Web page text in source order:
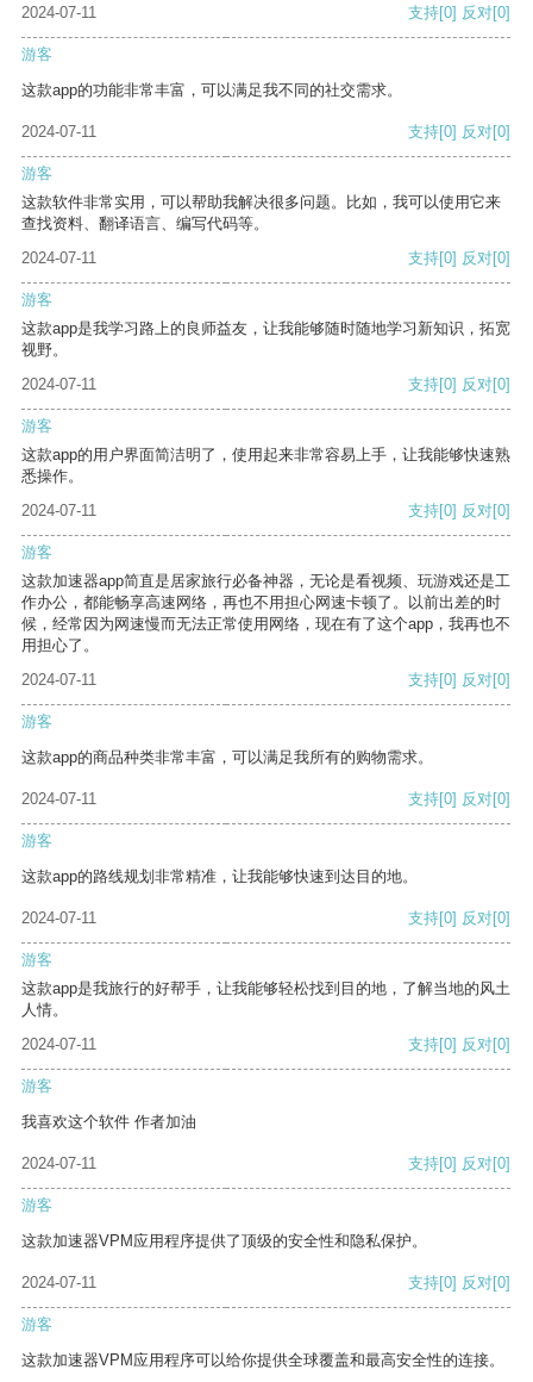
2024-07-11 支持[0] 反对[0]
游客
这款app的功能非常丰富，可以满足我不同的社交需求。
2024-07-11 支持[0] 反对[0]
游客
这款软件非常实用，可以帮助我解决很多问题。比如，我可以使用它来
查找资料、翻译语言、编写代码等。
2024-07-11
支持[0] 反对[0]
游客
这款app是我学习路上的良师益友，让我能够随时随地学习新知识，拓宽
视野。
2024-07-11
支持[0] 反对[0]
游客
这款app的用户界面简洁明了，使用起来非常容易上手，让我能够快速熟
悉操作。
2024-07-11
支持[0] 反对[0]
游客
这款加速器app简直是居家旅行必备神器，无论是看视频、玩游戏还是工
作办公，都能畅享高速网络，再也不用担心网速卡顿了。以前出差的时
候，经常因为网速慢而无法正常使用网络，现在有了这个app，我再也不
用担心了。
2024-07-11
支持[0] 反对[0]
游客
这款app的商品种类非常丰富，可以满足我所有的购物需求。
2024-07-11 支持[0] 反对[0]
游客
这款app的路线规划非常精准，让我能够快速到达目的地。
2024-07-11 支持[0] 反对[0]
游客
这款app是我旅行的好帮手，让我能够轻松找到目的地，了解当地的风土
人情。
2024-07-11
支持[0] 反对[0]
游客
我喜欢这个软件 作者加油
2024-07-11 支持[0] 反对[0]
游客
这款加速器VPM应用程序提供了顶级的安全性和隐私保护。
2024-07-11 支持[0] 反对[0]
游客
这款加速器VPM应用程序可以给你提供全球覆盖和最高安全性的连接。